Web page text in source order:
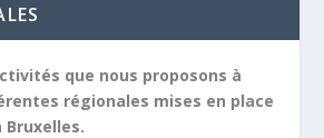
que nous proposons à
régionales mises en place
Bruxelles.